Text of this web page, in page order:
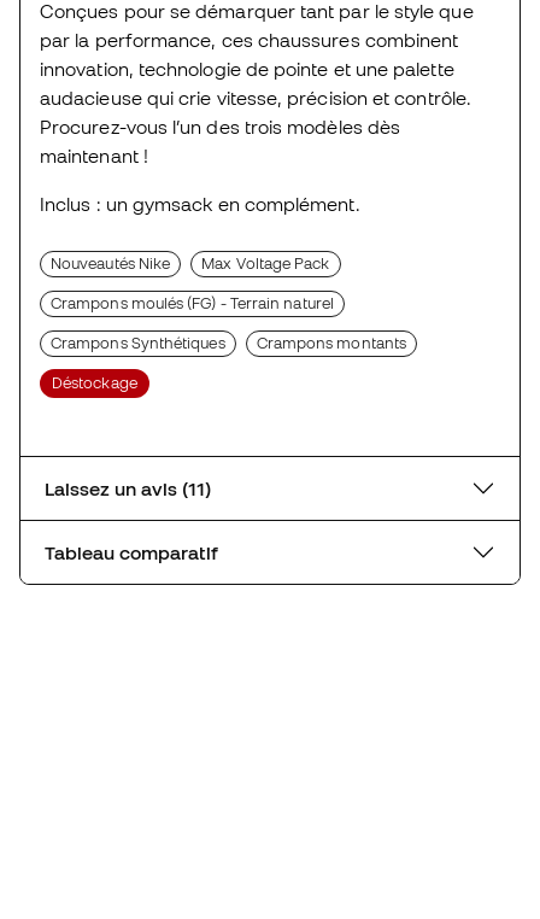
Conçues pour se démarquer tant par le style que
par la performance , ces chaussures combinent
innovation, technologie de pointe et une palette
audacieusequi crie vitesse, précision et contrôle.
Procurez-vous l’un des trois modèles dès
maintenant !
Inclus : un gymsack en complément.
Nouveautés Nike Max Voltage Pack
Crampons moulés (FG) - Terrain naturel
Crampons Synthétiques Crampons montants
Déstockage
Laissez un avis (11)
Tableau comparatif